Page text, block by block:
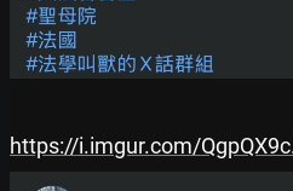
https://i.imgur.com/